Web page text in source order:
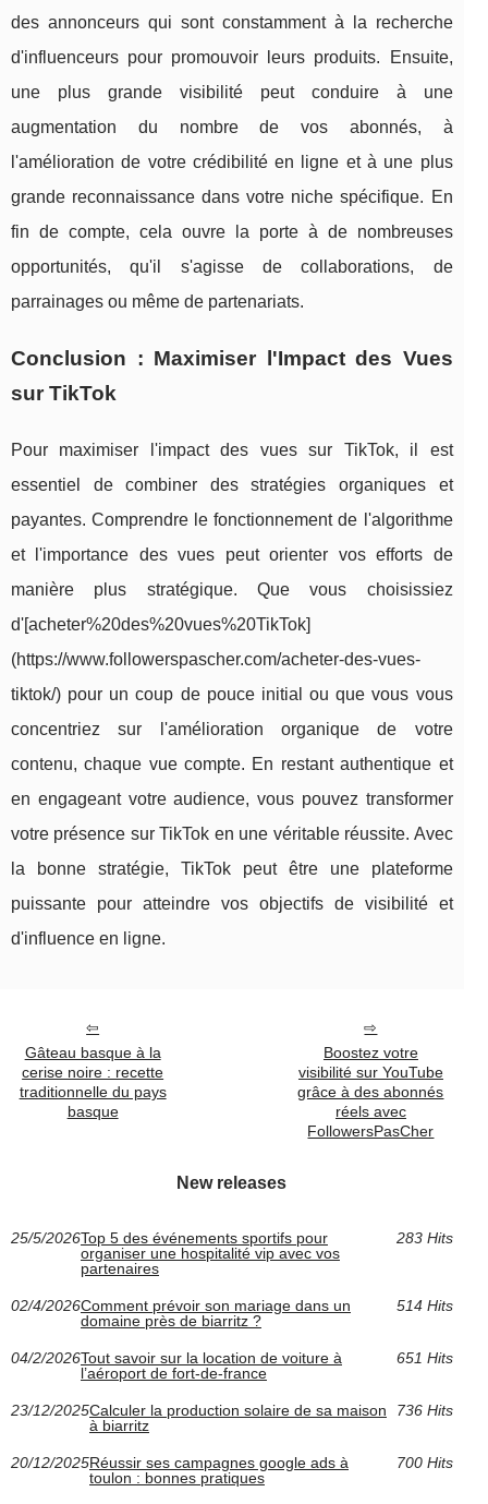
des annonceurs qui sont constamment à la recherche
d'influenceurs pour promouvoir leurs produits. Ensuite,
une plus grande visibilité peut conduire à une
augmentation du nombre de vos abonnés, à
l'amélioration de votre crédibilité en ligne et à une plus
grande reconnaissance dans votre niche spécifique. En
fin de compte, cela ouvre la porte à de nombreuses
opportunités, qu'il s'agisse de collaborations, de
parrainages ou même de partenariats.
Conclusion : Maximiser l'Impact des Vues
sur TikTok
Pour maximiser l'impact des vues sur TikTok, il est
essentiel de combiner des stratégies organiques et
payantes. Comprendre le fonctionnement de l'algorithme
et l'importance des vues peut orienter vos efforts de
manière plus stratégique. Que vous choisissiez
d'[acheter%20des%20vues%20TikTok]
(https://www.followerspascher.com/acheter-des-vues-
tiktok/) pour un coup de pouce initial ou que vous vous
concentriez sur l'amélioration organique de votre
contenu, chaque vue compte. En restant authentique et
en engageant votre audience, vous pouvez transformer
votre présence sur TikTok en une véritable réussite. Avec
la bonne stratégie, TikTok peut être une plateforme
puissante pour atteindre vos objectifs de visibilité et
d'influence en ligne.
Gâteau basque à la
cerise noire : recette
traditionnelle du pays
basque
Boostez votre
visibilité sur YouTube
grâce à des abonnés
réels avec
FollowersPasCher
New releases
25/5/2026Top 5 des événements sportifs pour
organiser une hospitalité vip avec vos
partenaires
283 Hits
02/4/2026Comment prévoir son mariage dans un
domaine près de biarritz ?
514 Hits
04/2/2026Tout savoir sur la location de voiture à
l’aéroport de fort-de-france
651 Hits
23/12/2025Calculer la production solaire de sa maison
à biarritz
736 Hits
20/12/2025Réussir ses campagnes google ads à
toulon : bonnes pratiques
700 Hits